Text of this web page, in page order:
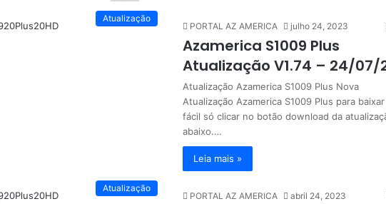
Atualização
PORTAL AZ AMERICA julho 24, 2023
Azamerica S1009 Plus
Atualização V1.74 – 24/07/
Atualização Azamerica S1009 Plus Nova
Atualização Azamerica S1009 Plus para
fácil só clicar no botão download da
abaixo.…
Leia mais »
Atualização
PORTAL AZ AMERICA abril 24, 2023